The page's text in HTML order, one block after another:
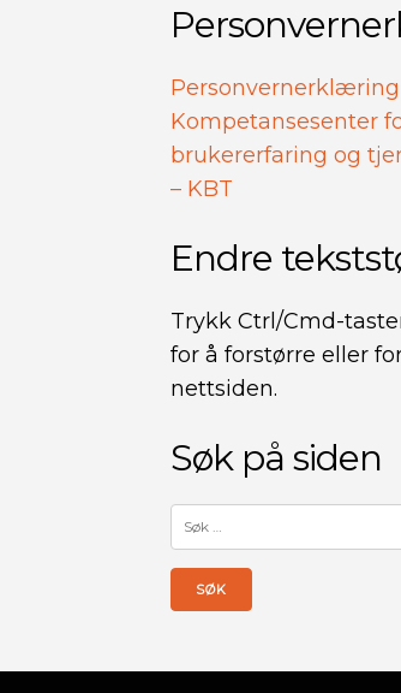
Kompetansesenter
brukererfaring og
– KBT
Endre
Trykk Ctrl/Cmd-
for å forstørre eller
nettsiden.
Søk på siden
etter: